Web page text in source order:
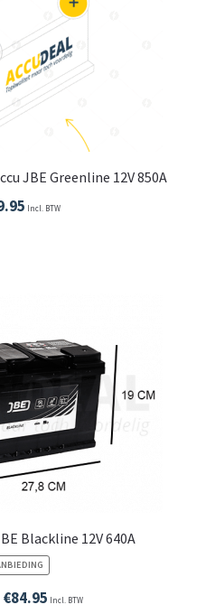
JBE Greenline 12V 850A
Incl. BTW
Blackline 12V 640A
PRODUCT
IN
DE
UITVERKOOP
€84.95 Incl. BTW